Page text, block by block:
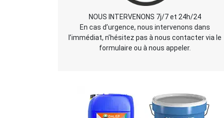
NOUS INTERVENONS 7j/7 et 24h/24
En cas d’urgence, nous intervenons dans
l’immédiat, n’hésitez pas à nous contacter via le
formulaire ou à nous appeler.